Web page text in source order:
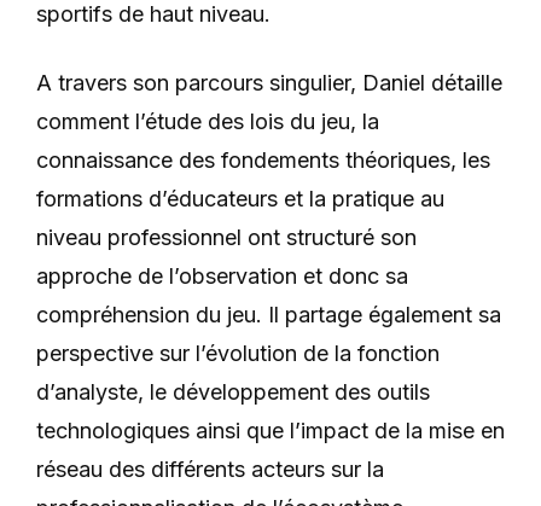
sportifs de haut niveau.
A travers son parcours singulier, Daniel détaille
comment l’étude des lois du jeu, la
connaissance des fondements théoriques, les
formations d’éducateurs et la pratique au
niveau professionnel ont structuré son
approche de l’observation et donc sa
compréhension du jeu. Il partage également sa
perspective sur l’évolution de la fonction
d’analyste, le développement des outils
technologiques ainsi que l’impact de la mise en
réseau des différents acteurs sur la